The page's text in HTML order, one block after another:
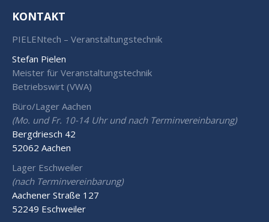
KONTAKT
PIELENtech – Veranstaltungstechnik
Stefan Pielen
Meister für Veranstaltungstechnik
Betriebswirt (VWA)
Büro/Lager Aachen
(Mo. und Fr. 10-14 Uhr und nach Terminvereinbarung)
Bergdriesch 42
52062 Aachen
Lager Eschweiler
(nach Terminvereinbarung)
Aachener Straße 127
52249 Eschweiler